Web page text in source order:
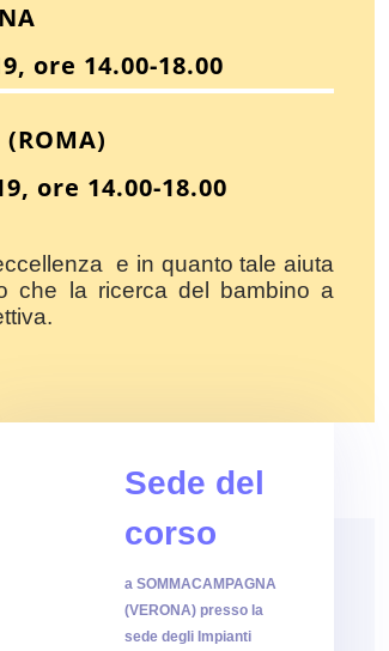
ore 14.00-18.00
ore 14.00-18.00
e in quanto tale aiuta
che la ricerca del bambino a
Sede del
corso
a SOMMACAMPAGNA
(VERONA) presso la
sede degli Impianti